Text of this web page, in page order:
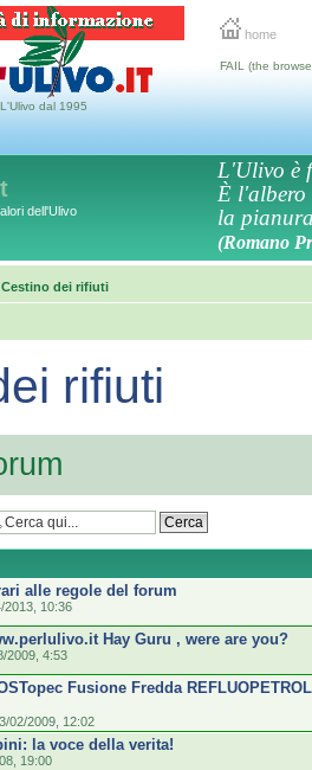
home
dal 1995
FAIL (the
dell'Ulivo
L'Ulivo è
È l'albero
la
(Romano
Cestino dei rifiuti
rifiuti
alle regole del forum
2013, 10:36
Hay Guru , were are you?
2009, 4:53
Fusione Fredda
02/2009, 12:02
la voce della verita!
19:00